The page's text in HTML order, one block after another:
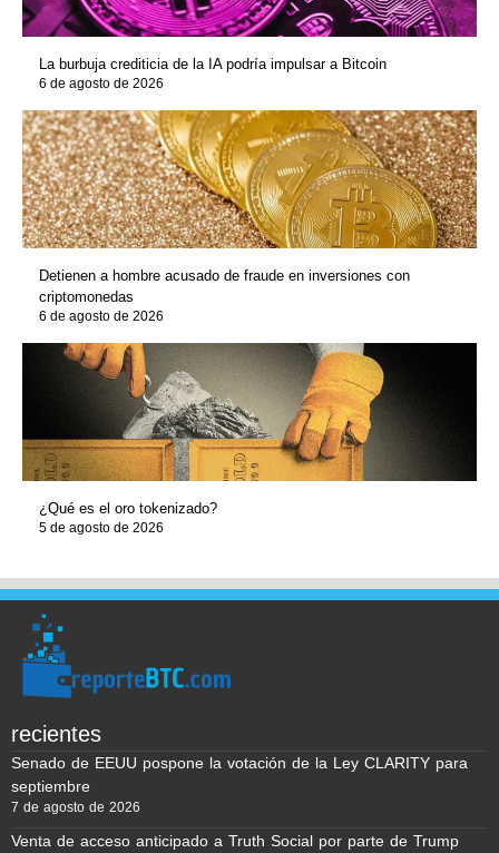
La burbuja crediticia de la IA podría impulsar a Bitcoin
6 de agosto de 2026
Detienen a hombre acusado de fraude en inversiones con
criptomonedas
6 de agosto de 2026
¿Qué es el oro tokenizado?
5 de agosto de 2026
recientes
Senado de EEUU pospone la votación de la Ley CLARITY para
septiembre
7 de agosto de 2026
Venta de acceso anticipado a Truth Social por parte de Trump